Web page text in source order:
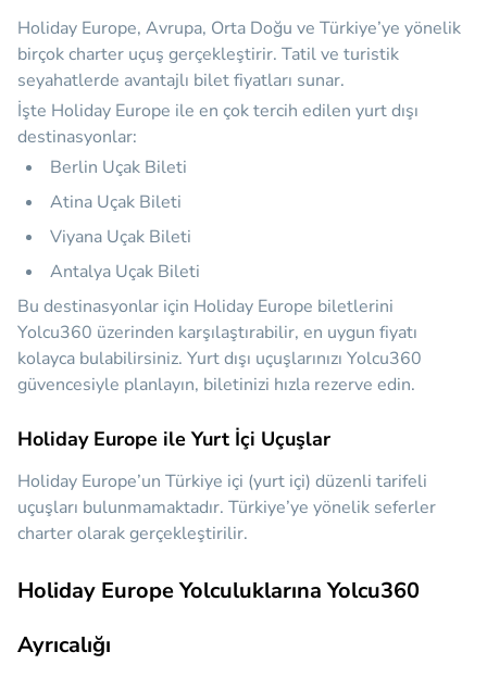
Holiday Europe, Avrupa, Orta Doğu ve Türkiye’ye yönelik
birçok charter uçuş gerçekleştirir. Tatil ve turistik
seyahatlerde avantajlı bilet fiyatları sunar.
İşte Holiday Europe ile en çok tercih edilen yurt dışı
destinasyonlar:
Berlin Uçak Bileti
Atina Uçak Bileti
Viyana Uçak Bileti
Antalya Uçak Bileti
Bu destinasyonlar için Holiday Europe biletlerini
Yolcu360 üzerinden karşılaştırabilir, en uygun fiyatı
kolayca bulabilirsiniz. Yurt dışı uçuşlarınızı Yolcu360
güvencesiyle planlayın, biletinizi hızla rezerve edin.
Holiday Europe ile Yurt İçi Uçuşlar
Holiday Europe’un Türkiye içi (yurt içi) düzenli tarifeli
uçuşları bulunmamaktadır. Türkiye’ye yönelik seferler
charter olarak gerçekleştirilir.
Holiday Europe Yolculuklarına Yolcu360
Ayrıcalığı